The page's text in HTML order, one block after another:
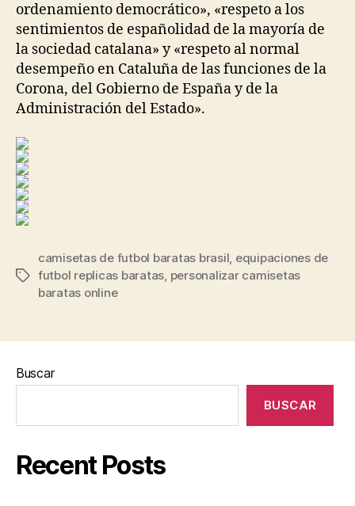
ordenamiento democrático», «respeto a los
sentimientos de españolidad de la mayoría de
la sociedad catalana» y «respeto al normal
desempeño en Cataluña de las funciones de la
Corona, del Gobierno de España y de la
Administración del Estado».
Etiquetas
camisetas de futbol baratas brasil equipaciones de
futbol replicas baratas personalizar camisetas
baratas online
Buscar
BUSCAR
Recent Posts